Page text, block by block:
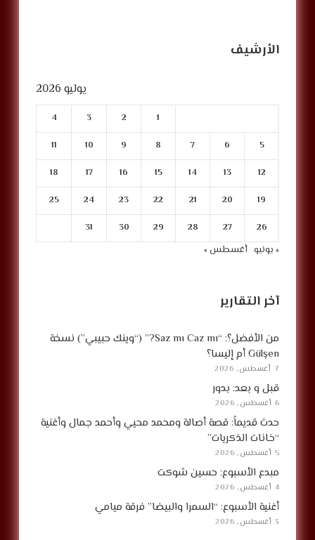
الأرشيف
يوليو 2026
1
2
3
4
5
6
7
8
9
10
11
12
13
14
15
16
17
18
19
20
21
22
23
24
25
26
27
28
29
30
31
« يونيو أغسطس »
آخر التقارير
من الأفضل؟: “Saz mı Caz mı?” (“وينك حبيبي”) نسخة
Gülşen أم إليسا؟
7 أغسطس, 2026
قبل و بعد: بدور
6 أغسطس, 2026
حدث قديماً: قصة أصالة ومحمد محيي وأحمد جمال وأغنية
“خانات الذكريات”
5 أغسطس, 2026
مبدع الأسبوع: حسين شوكت
4 أغسطس, 2026
أغنية الأسبوع: “السمرا والبيضا” فرقة ميامي
3 أغسطس, 2026